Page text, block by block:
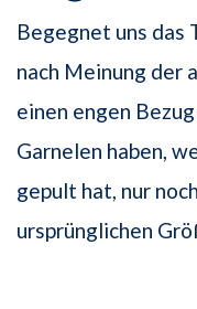
Begegnet uns das
nach Meinung der
einen engen
Garnelen haben,
gepult hat, nur
ursprünglichen